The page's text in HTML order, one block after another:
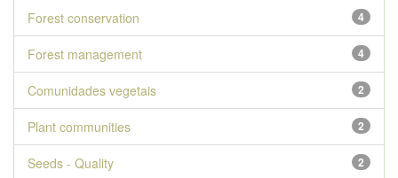
4
Forest conservation
4
Forest management
2
Comunidades vegetais
2
Plant communities
2
Seeds - Quality